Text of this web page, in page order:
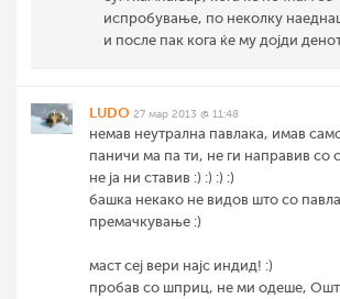
испробување, по неколку
и после пак кога ќе му дојди
LUDO 27 мар 2013 @ 11:48
немав неутрална павлака, имав
паничи ма па ти, не ги направив со
не ја ни ставив :) :) :) :)
башка некако не видов што со
премачкување :)
маст сеј вери најс индид! :)
пробав со шприц, не ми одеше,